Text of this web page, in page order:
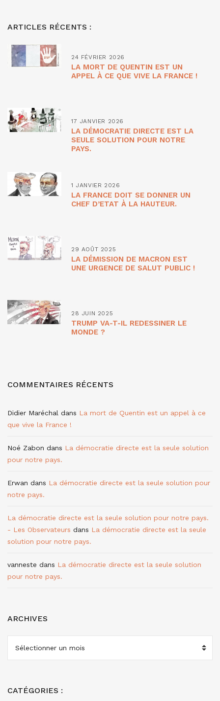
ARTICLES RÉCENTS :
24 FÉVRIER 2026
LA MORT DE QUENTIN EST UN
APPEL À CE QUE VIVE LA FRANCE !
17 JANVIER 2026
LA DÉMOCRATIE DIRECTE EST LA
SEULE SOLUTION POUR NOTRE
PAYS.
1 JANVIER 2026
LA FRANCE DOIT SE DONNER UN
CHEF D’ETAT À LA HAUTEUR.
29 AOÛT 2025
LA DÉMISSION DE MACRON EST
UNE URGENCE DE SALUT PUBLIC !
28 JUIN 2025
TRUMP VA-T-IL REDESSINER LE
MONDE ?
COMMENTAIRES RÉCENTS
Didier Maréchal dans La mort de Quentin est un appel à ce
que vive la France !
Noé Zabon dans La démocratie directe est la seule solution
pour notre pays.
Erwan dans La démocratie directe est la seule solution pour
notre pays.
La démocratie directe est la seule solution pour notre pays.
- Les Observateurs dans La démocratie directe est la seule
solution pour notre pays.
vanneste dans La démocratie directe est la seule solution
pour notre pays.
ARCHIVES
ARCHIVES
CATÉGORIES :